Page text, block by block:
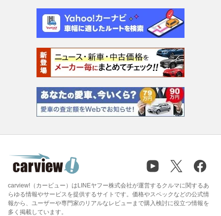
carview!（カービュー）はLINEヤフー株式会社が運営するクルマに関するあ
らゆる情報やサービスを提供するサイトです。価格やスペックなどの公式情
報から、ユーザーや専門家のリアルなレビューまで購入検討に役立つ情報を
多く掲載しています。